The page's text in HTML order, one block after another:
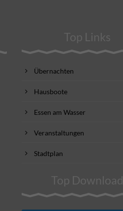
Top Links
Übernachten
Hausboote
Essen am Wasser
Veranstaltungen
Stadtplan
Top Download